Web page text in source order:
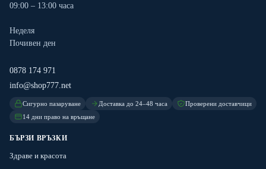
09:00 – 13:00 часа
Неделя
Почивен ден
0878 174 971
info@shop777.net
Сигурно пазаруване Доставка до 24–48 часа
Проверени доставчици
14 дни право на връщане
БЪРЗИ ВРЪЗКИ
Здраве и красота